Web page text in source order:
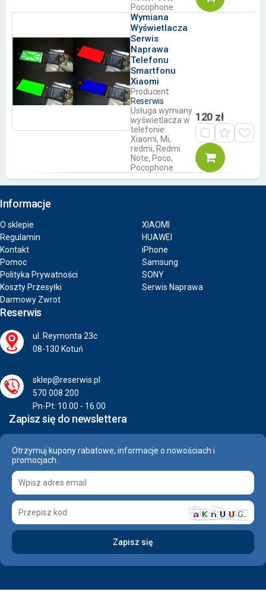
Pocophone
Wymiana
Wyświetlacza
Serwis
Naprawa
Telefonu
Smartfonu
Xiaomi
Producent:
Reserwis
Usługa wymiany
wyświetlacza w
telefonie:
Xiaomi, Mi,
redmi, Redmi
Note, Poco,
Pocophone
120 zł
Informacje
O sklepie
Regulamin
Kontakt
Pomoc
Polityka Prywatności
Koszty Przesyłki
Darmowy Zwrot
XIAOMI
HUAWEI
iPhone
Samsung
SONY
Serwis Naprawa
Reserwis
ul. Reymonta 23c
08-130 Kotuń
sklep@reserwis.pl
570 008 200
Pn-Pt: 10.00 - 16.00
Zapisz się do newslettera
Otrzymuj kupony rabatowe, informacje o nowościach i
promocjach.